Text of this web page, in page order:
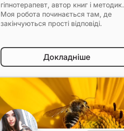
гіпнотерапевт, автор книг і методик.
Моя робота починається там, де
закінчуються прості відповіді.
Докладніше